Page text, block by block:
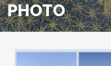
PHOTO